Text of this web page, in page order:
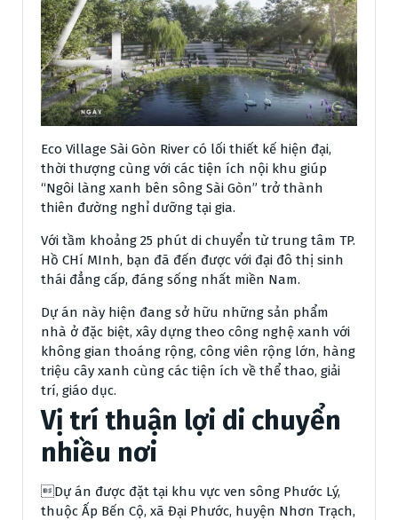
Eco Village Sài Gòn River có lối thiết kế hiện đại,
thời thượng cùng với các tiện ích nội khu giúp
“Ngôi làng xanh bên sông Sài Gòn” trở thành
thiên đường nghỉ dưỡng tại gia.
Với tầm khoảng 25 phút di chuyển từ trung tâm TP.
Hồ CHí MInh, bạn đã đến được với đại đô thị sinh
thái đẳng cấp, đáng sống nhất miền Nam.
Dự án này hiện đang sở hữu những sản phẩm
nhà ở đặc biệt, xây dựng theo công nghệ xanh với
không gian thoáng rộng, công viên rộng lớn, hàng
triệu cây xanh cùng các tiện ích về thể thao, giải
trí, giáo dục.
Vị trí thuận lợi di chuyển
nhiều nơi
Dự án được đặt tại khu vực ven sông Phước Lý,
thuộc Ấp Bến Cộ, xã Đại Phước, huyện Nhơn Trạch,